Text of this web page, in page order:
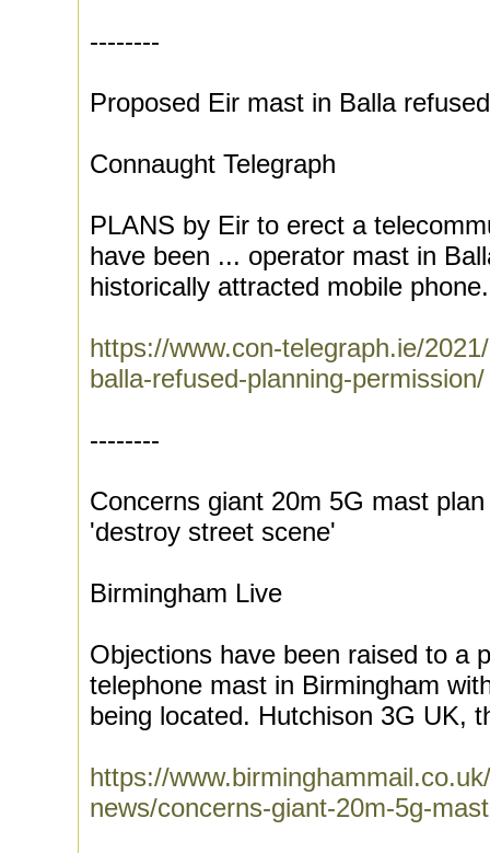
--------
Proposed Eir mast in Balla
Connaught Telegraph
PLANS by Eir to erect a
have been ... operator mast in
historically attracted mobile
https://www.con-telegraph.ie/
balla-refused-planning-permission/
--------
Concerns giant 20m 5G mast
'destroy street scene'
Birmingham Live
Objections have been raised to a
telephone mast in Birmingham
being located. Hutchison 3G UK,
https://
news/concerns-giant-20m-5g-